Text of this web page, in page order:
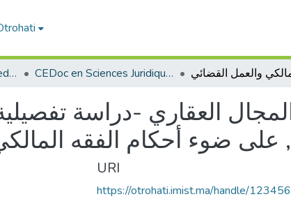
Université Sidi Mohammed Ben Abdellah - Fès CEDoc en Sciences Juridiques, Economiques, Sociales, Chariaa et de Gestion (CED - SJESCG)
العقاري -دراسة
ضوء أحكام الفقه
URI
https://otrohati.imist.ma/handle/